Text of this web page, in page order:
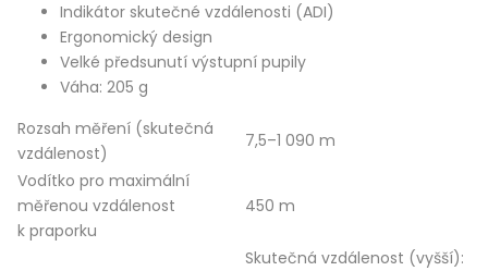
Indikátor skutečné vzdálenosti (ADI)
Ergonomický design
Velké předsunutí výstupní pupily
Váha: 205 g
Rozsah měření (skutečná
vzdálenost)
7,5–1 090 m
Vodítko pro maximální
měřenou vzdálenost
k praporku
450 m
Skutečná vzdálenost (vyšší):